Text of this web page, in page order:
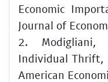
Economic
Journal of
2. Modigliani,
Individual Thrift,
American